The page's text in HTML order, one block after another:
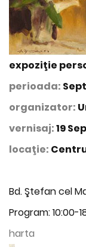
expoziţie
perioada:
organizator:
vernisaj:19
locaţie:
Bd. Ştefan cel
Program: 10:00-
harta